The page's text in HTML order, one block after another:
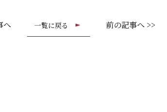
へ 一覧に戻る 前の記事へ >>